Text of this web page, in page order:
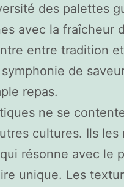
des palettes
avec la fraîcheur
entre tradition
de
repas.
ne se
cultures. Ils
résonne avec le
unique. Les